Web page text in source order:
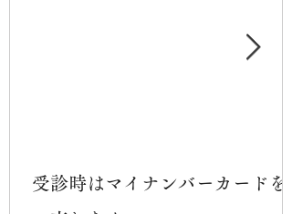
受診時はマイナンバーカードを